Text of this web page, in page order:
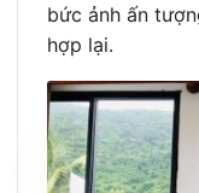
bức ảnh ấn
hợp lại.